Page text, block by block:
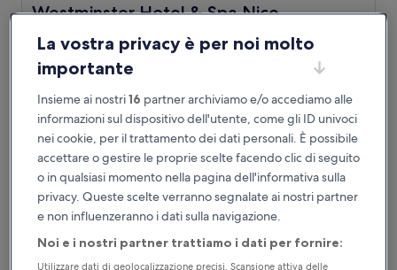
Westminster Hotel & Spa Nice
Westminster Hotel & Spa Nice
Struttura
4.0
stelle
Centro città di Nizza
8.8
su
10,
Eccellente,
(1.009
recensioni)
8,8/10 Eccellente
Il
prezzo
attuale
282 €
282 €
tasse e oneri inclusi
9 ago - 10 ago
Hotel Beau Rivage
La vostra privacy è per noi molto
importante
Insieme ai nostri16 partner archiviamo e/o accediamo alle
informazioni sul dispositivo dell'utente, come gli ID univoci
nei cookie, per il trattamento dei dati personali. È possibile
accettare o gestire le proprie scelte facendo clic di seguito
o in qualsiasi momento nella pagina dell'informativa sulla
privacy. Queste scelte verranno segnalate ai nostri partner
e non influenzeranno i dati sulla navigazione.
Noi e i nostri partner trattiamo i dati per fornire:
Utilizzare dati di geolocalizzazione precisi. Scansione attiva delle